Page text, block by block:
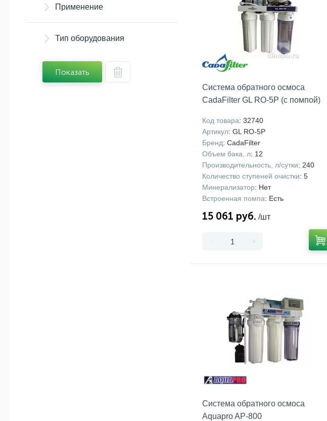
Применение
Тип оборудования
Показать
Система обратного осмоса
CadaFilter GL RO-5P (с помпой)
Код товара: 32740
Артикул: GL RO-5P
Бренд: CadaFilter
Объем бака, л: 12
Производительность, л/сутки: 240
Количество ступеней очистки: 5
Минерализатор: Нет
Встроенная помпа: Есть
15 061 руб. /шт
- +
Система обратного осмоса
Aquapro AP-800